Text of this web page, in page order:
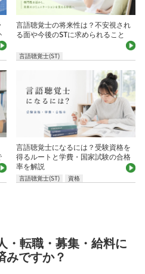
言語聴覚士の将来性は？不安視され
る面や今後のSTに求められること
言語聴覚士(ST)
言語聴覚士になるには？受験資格を
得るルートと学費・国家試験の合格
率を解説
言語聴覚士(ST) 資格
・転職・募集・給料に
みですか？